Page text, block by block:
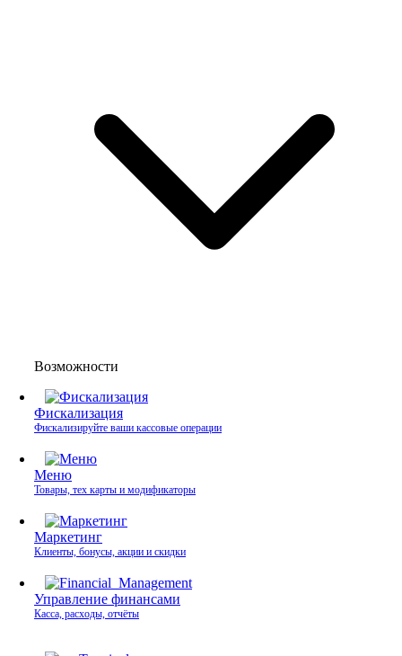
Возможности
Фискализация
Фискализируйте ваши кассовые операции
Меню
Товары, тех карты и модификаторы
Маркетинг
Клиенты, бонусы, акции и скидки
Управление финансами
Касса, расходы, отчёты